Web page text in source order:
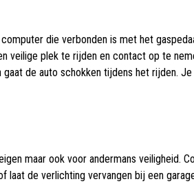
die verbonden is met het
veilige plek te rijden en contact op te
de auto schokken tijdens het rijden.
maar ook voor andermans
laat de verlichting vervangen bij een